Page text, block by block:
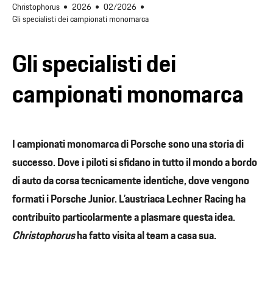
Christophorus 2026
02/2026
Gli specialisti dei campionati monomarca
Gli specialisti dei
campionati monomarca
I campionati monomarca di Porsche sono una storia di
successo. Dove i piloti si sfidano in tutto il mondo a bordo
di auto da corsa tecnicamente identiche, dove vengono
formati i Porsche Junior. L’austriaca Lechner Racing ha
contribuito particolarmente a plasmare questa idea.
Christophorusha fatto visita al team a casa sua.